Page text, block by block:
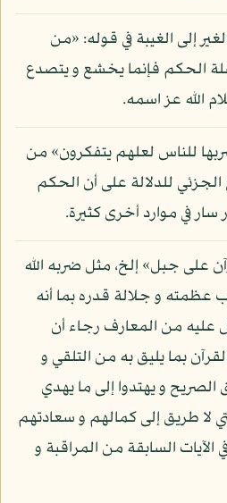
إلى الغيبة في قوله: «من
الحكم فإنما يخشع و يتصدع
الله عز اسمه.
للناس لعلهم يتفكرون» من
للدلالة على أن الحكم
في موارد أخرى كثيرة.
على جبل» إلخ، مثل ضربه الله
عظمته و جلالة قدره بما أنه
عليه من المعارف رجاء أن
بما يليق به من التلقي و
و يهتدوا إلى ما يهدي
لا طريق إلى كمالهم و سعادتهم
الآيات السابقة من المراقبة و